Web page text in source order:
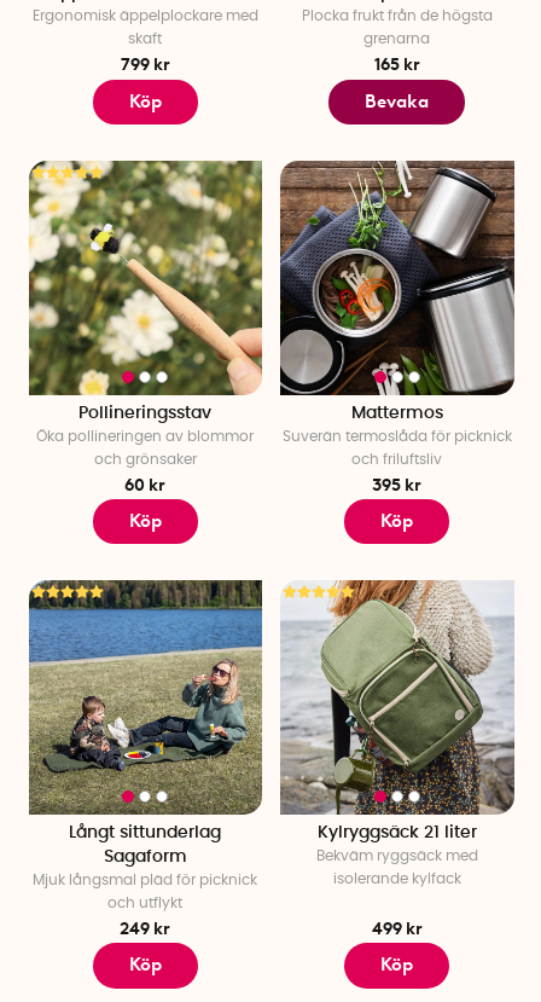
Ergonomisk äppelplockare med
skaft
799 kr
Köp
Plocka frukt från de högsta
grenarna
165 kr
Bevaka
Pollineringsstav
Öka pollineringen av blommor
och grönsaker
60 kr
Köp
Mattermos
Suverän termoslåda för picknick
och friluftsliv
395 kr
Köp
Långt sittunderlag
Sagaform
Mjuk långsmal pläd för picknick
och utflykt
249 kr
Köp
Kylryggsäck 21 liter
Bekväm ryggsäck med
isolerande kylfack
499 kr
Köp